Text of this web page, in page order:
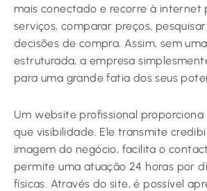
mais conectado e recorre à internet
serviços, comparar preços,
decisões de compra. Assim, sem
estruturada, a empresa
para uma grande fatia dos seus
Um website profissional
que visibilidade. Ele transmite
imagem do negócio, facilita o
permite uma atuação 24 horas por
físicas. Através do site, é possível